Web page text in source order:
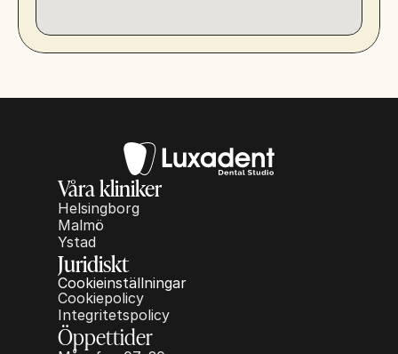
Våra kliniker
Helsingborg
Malmö
Ystad
Juridiskt
Cookieinställningar
Cookiepolicy
Integritetspolicy
Öppettider